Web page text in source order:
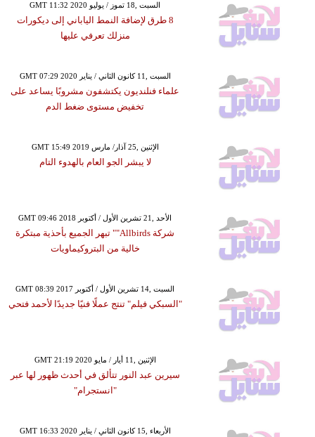
GMT 11:32 2020 السبت ,18 تموز / يوليو
8 طرق لإضافة النمط الياباني إلى ديكورات
منزلك تعرفي عليها
GMT 07:29 2020 السبت ,11 كانون الثاني / يناير
علماء فنلنديون يكتشفون مشروبًا يساعد على
تخفيض مستوى ضغط الدم
GMT 15:49 2019 الإثنين ,25 آذار/ مارس
لا يبشر الجو العام بالهدوء التام
GMT 09:46 2018 الأحد ,21 تشرين الأول / أكتوبر
شركة Allbirds"" تبهر الجميع بأحذية مبتكرة
خالية من البتروكيماويات
GMT 08:39 2017 السبت ,14 تشرين الأول / أكتوبر
"السبكي فيلم" تنتج عملًا فنيًا جديدًا لأحمد فتحي
GMT 21:19 2020 الإثنين ,11 أيار / مايو
سيرين عبد النور تتألق في أحدث ظهور لها عبر
"انستجرام"
GMT 16:33 2020 الأربعاء ,15 كانون الثاني / يناير